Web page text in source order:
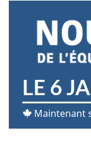
N
O
U
LE 6
Maintenant